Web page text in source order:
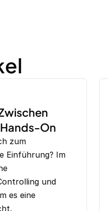
On
zum
Einführung? Im
und
es eine